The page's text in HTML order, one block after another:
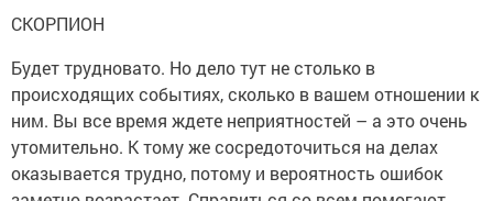
СКОРПИОН
Будет трудновато. Но дело тут не столько в
происходящих событиях, сколько в вашем отношении к
ним. Вы все время ждете неприятностей – а это очень
утомительно. К тому же сосредоточиться на делах
оказывается трудно, потому и вероятность ошибок